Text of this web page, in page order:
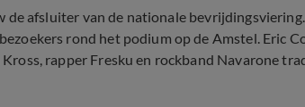
afsluiter van de nationale
rond het podium op de Amstel. Eric
rapper Fresku en rockband Navarone